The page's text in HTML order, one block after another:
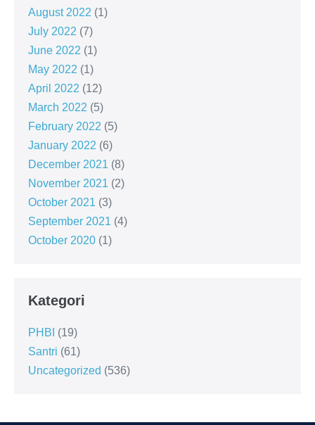
August 2022 (1)
July 2022 (7)
June 2022 (1)
May 2022 (1)
April 2022 (12)
March 2022 (5)
February 2022 (5)
January 2022 (6)
December 2021 (8)
November 2021 (2)
October 2021 (3)
September 2021 (4)
October 2020 (1)
Kategori
PHBI (19)
Santri (61)
Uncategorized (536)